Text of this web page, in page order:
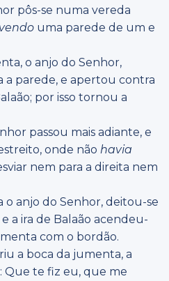
pôs-se numa vereda
uma parede de um e
o anjo do Senhor,
a parede, e apertou contra
por isso tornou a
passou mais adiante, e
onde não havia
nem para a direita nem
o anjo do Senhor, deitou-se
a ira de Balaão acendeu-
com o bordão.
a boca da jumenta, a
Que te fiz eu, que me